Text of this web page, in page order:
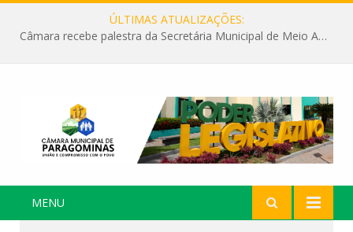
ÚLTIMAS ATUALIZAÇÕES:
Câmara recebe palestra da Secretária Municipal de Meio Ambiente sobre as ações da “SEMANA DO MEIO AMBIENTE”
MENU